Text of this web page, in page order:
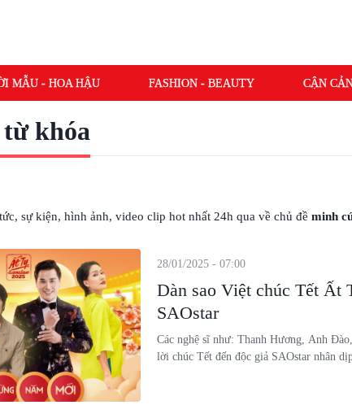
MẪU - HOA HẬU FASHION - BEAUTY CẬN
khóa
sự kiện, hình ảnh, video clip hot nhất 24h qua về chủ đề minh
Dàn sao Việt chúc Tết Ất
SAOstar
28/01/2025 - 07:00
Các nghệ sĩ như: Thanh Hương, Anh
lời chúc Tết đến độc giả SAOstar nhân